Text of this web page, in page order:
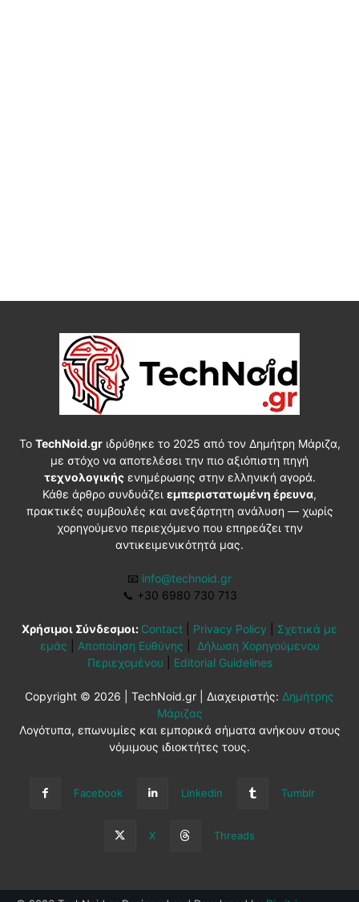
Το TechNoid.grιδρύθηκε το 2025 από τον Δημήτρη Μάριζα,
με στόχο να αποτελέσει την πιο αξιόπιστη πηγή
τεχνολογικήςενημέρωσης στην ελληνική αγορά.
Κάθε άρθρο συνδυάζει εμπεριστατωμένη έρευνα,
πρακτικές συμβουλές και ανεξάρτητη ανάλυση — χωρίς
χορηγούμενο περιεχόμενο που επηρεάζει την
αντικειμενικότητά μας.
📧 info@technoid.gr
📞 +30 6980 730 713
Χρήσιμοι Σύνδεσμοι: Contact Privacy Policy
Σχετικά με
εμάς
Αποποίηση Ευθύνης
Δήλωση Χορηγούμενου
Περιεχομένου
Editorial Guidelines
Copyright © 2026 | TechNoid.gr | Διαχειριστής: Δημήτρης
Μάριζας
Λογότυπα, επωνυμίες και εμπορικά σήματα ανήκουν στους
νόμιμους ιδιοκτήτες τους.
Facebook Linkedin Tumblr
X Threads